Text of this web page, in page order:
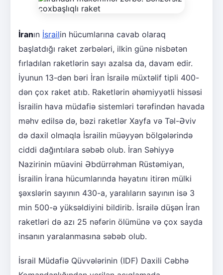
İranın İsrailin hücumlarına cavab olaraq
başlatdığı raket zərbələri, ilkin günə nisbətən
fırladılan raketlərin sayı azalsa da, davam edir.
İyunun 13-dən bəri İran İsrailə müxtəlif tipli 400-
dən çox raket atıb. Raketlərin əhəmiyyətli hissəsi
İsrailin hava müdafiə sistemləri tərəfindən havada
məhv edilsə də, bəzi raketlər Xayfa və Təl-Əviv
də daxil olmaqla İsrailin müəyyən bölgələrində
ciddi dağıntılara səbəb olub. İran Səhiyyə
Nazirinin müavini Əbdürrəhman Rüstəmiyan,
İsrailin İrana hücumlarında həyatını itirən mülki
şəxslərin sayının 430-a, yaralıların sayının isə 3
min 500-ə yüksəldiyini bildirib. İsrailə düşən İran
raketləri də azı 25 nəfərin ölümünə və çox sayda
insanın yaralanmasına səbəb olub.
İsrail Müdafiə Qüvvələrinin (IDF) Daxili Cəbhə